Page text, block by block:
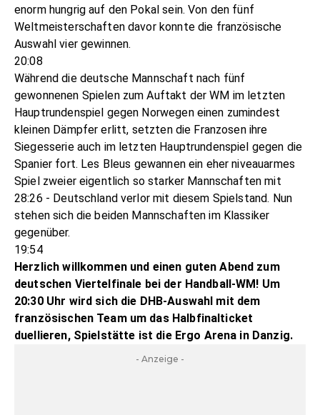
enorm hungrig auf den Pokal sein. Von den fünf
Weltmeisterschaften davor konnte die französische
Auswahl vier gewinnen.
20:08
Während die deutsche Mannschaft nach fünf
gewonnenen Spielen zum Auftakt der WM im letzten
Hauptrundenspiel gegen Norwegen einen zumindest
kleinen Dämpfer erlitt, setzten die Franzosen ihre
Siegesserie auch im letzten Hauptrundenspiel gegen die
Spanier fort. Les Bleus gewannen ein eher niveauarmes
Spiel zweier eigentlich so starker Mannschaften mit
28:26 - Deutschland verlor mit diesem Spielstand. Nun
stehen sich die beiden Mannschaften im Klassiker
gegenüber.
19:54
Herzlich willkommen und einen guten Abend zum
deutschen Viertelfinale bei der Handball-WM! Um
20:30 Uhr wird sich die DHB-Auswahl mit dem
französischen Team um das Halbfinalticket
duellieren, Spielstätte ist die Ergo Arena in Danzig.
- Anzeige -